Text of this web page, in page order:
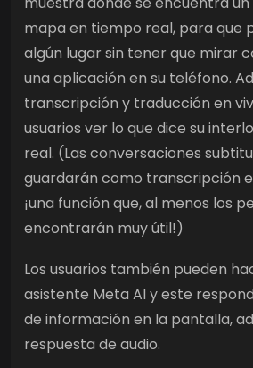
mapa en tiempo real, para que
algún lugar sin tener que mirar
una aplicación en su teléfono.
transcripción y traducción en
usuarios ver lo que dice su
real. (Las conversaciones
guardarán como transcripción
¡una función que, al menos los
encontrarán muy útil!)
Los usuarios también pueden
asistente Meta AI y este
de información en la pantalla,
respuesta de audio.